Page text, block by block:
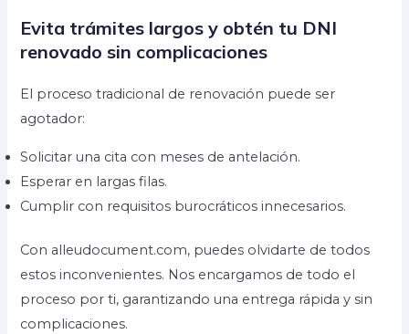
Evita trámites largos y obtén tu DNI
renovado sin complicaciones
El proceso tradicional de renovación puede ser
agotador:
Solicitar una cita con meses de antelación.
Esperar en largas filas.
Cumplir con requisitos burocráticos innecesarios.
Con alleudocument.com, puedes olvidarte de todos
estos inconvenientes. Nos encargamos de todo el
proceso por ti, garantizando una entrega rápida y sin
complicaciones.